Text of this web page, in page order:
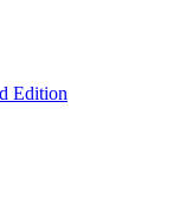
Edition